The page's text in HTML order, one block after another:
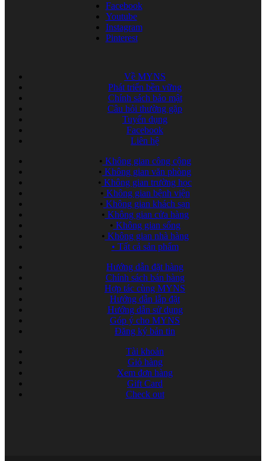
Facebook
Youtube
Instagram
Pinterest
Về MYNS
Phát triển bền vững
Chính sách bảo mật
Câu hỏi thường gặp
Tuyển dụng
Facebook
Liên hệ
• Không gian công cộng
• Không gian văn phòng
• Không gian trường học
• Không gian bệnh viện
• Không gian khách sạn
• Không gian cửa hàng
• Không gian sống
• Không gian nhà hàng
• Tất cả sản phẩm
Hướng dẫn đặt hàng
Chính sách bán hàng
Hợp tác cùng MYNS
Hướng dẫn lắp đặt
Hướng dẫn sử dụng
Góp ý cho MYNS
Đăng ký bản tin
Tài khoản
Giỏ hàng
Xem đơn hàng
Gift Card
Check out